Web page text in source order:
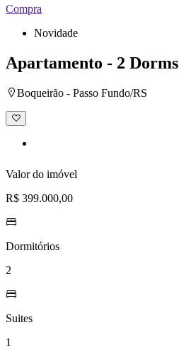
Compra
Novidade
Apartamento - 2 Dorms
Boqueirão - Passo Fundo/RS
Adicionar
à
Valor do imóvel
R$ 399.000,00
Dormitórios
2
Suites
1